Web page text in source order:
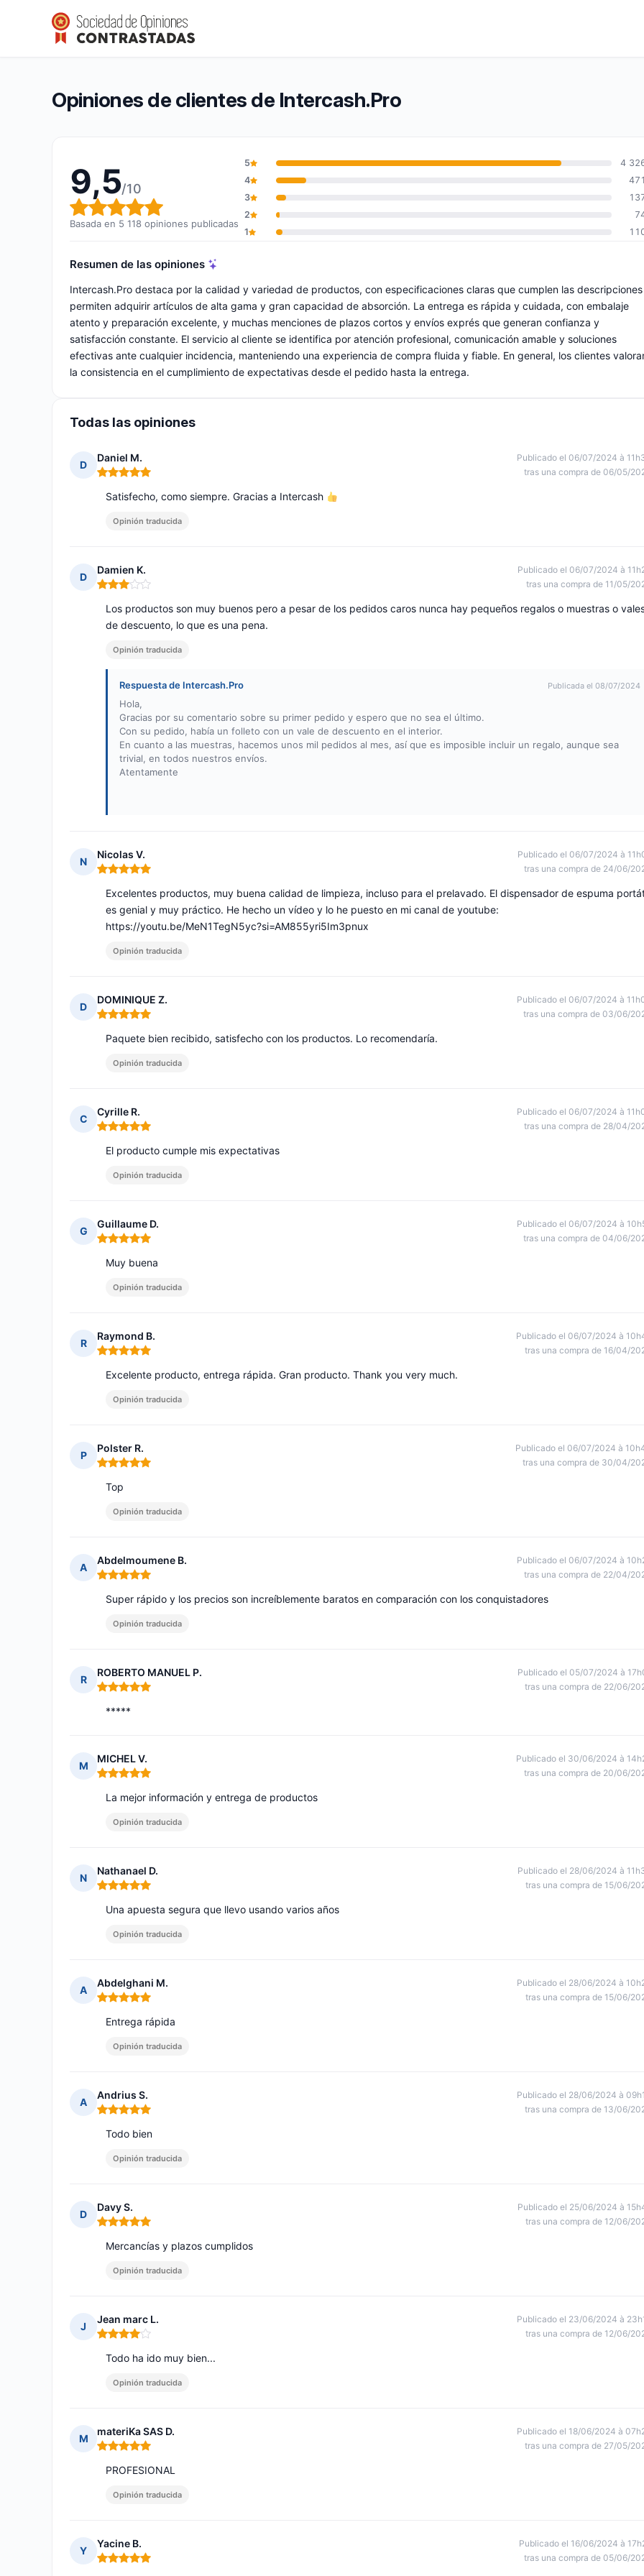
Intercash.Pro
Calificación global: 9,5 de 10
9,5/10(5 118 opiniones)
Opiniones de clientes de Intercash.Pro
9,5/10
Calificación global: 9,5 de 10
Basada en 5 118 opiniones publicadas
5
4
4
471
3
2
1
Resumen de las opiniones
Intercash.Pro destaca por la calidad y variedad de productos, con especificaciones claras que cumplen las
permiten adquirir artículos de alta gama y gran capacidad de absorción. La entrega es rápida y cuidada, con embalaje
atento y preparación excelente, y muchas menciones de plazos cortos y envíos exprés que generan confianza y
satisfacción constante. El servicio al cliente se identifica por atención profesional, comunicación amable y soluciones
efectivas ante cualquier incidencia, manteniendo una experiencia de compra fluida y fiable. En general, los clientes
la consistencia en el cumplimiento de expectativas desde el pedido hasta la entrega.
Todas las opiniones
D
Daniel M.
Nota: 5 de 5
Publicado el 06/07/2024 à
tras una compra de 06/05/
Satisfecho, como siempre. Gracias a Intercash
Opinión traducida
D
Damien K.
Nota: 3 de 5
Publicado el 06/07/2024 à
tras una compra de 11/05/
Los productos son muy buenos pero a pesar de los pedidos caros nunca hay pequeños regalos o muestras o
de descuento, lo que es una pena.
Opinión traducida
Respuesta de Intercash.Pro Publicada el 08/07/2024
Hola,
Gracias por su comentario sobre su primer pedido y espero que no sea el último.
Con su pedido, había un folleto con un vale de descuento en el interior.
En cuanto a las muestras, hacemos unos mil pedidos al mes, así que es imposible incluir un regalo, aunque sea
trivial, en todos nuestros envíos.
Atentamente
N
Nicolas V.
Nota: 5 de 5
Publicado el 06/07/2024 à
tras una compra de 24/06/
Excelentes productos, muy buena calidad de limpieza, incluso para el prelavado. El dispensador de espuma
es genial y muy práctico. He hecho un vídeo y lo he puesto en mi canal de youtube:
https://youtu.be/MeN1TegN5yc?si=AM855yri5Im3pnux
Opinión traducida
D
DOMINIQUE Z.
Nota: 5 de 5
Publicado el 06/07/2024 à
tras una compra de 03/06/
Paquete bien recibido, satisfecho con los productos. Lo recomendaría.
Opinión traducida
C
Cyrille R.
Nota: 5 de 5
Publicado el 06/07/2024 à
tras una compra de 28/04/
El producto cumple mis expectativas
Opinión traducida
G
Guillaume D.
Nota: 5 de 5
Publicado el 06/07/2024 à
tras una compra de 04/06/
Muy buena
Opinión traducida
R
Raymond B.
Nota: 5 de 5
Publicado el 06/07/2024 à
tras una compra de 16/04/
Excelente producto, entrega rápida. Gran producto. Thank you very much.
Opinión traducida
P
Polster R.
Nota: 5 de 5
Publicado el 06/07/2024 à
tras una compra de 30/04/
Top
Opinión traducida
A
Abdelmoumene B.
Nota: 5 de 5
Publicado el 06/07/2024 à
tras una compra de 22/04/
Super rápido y los precios son increíblemente baratos en comparación con los conquistadores
Opinión traducida
R
ROBERTO MANUEL P.
Nota: 5 de 5
Publicado el 05/07/2024 à
tras una compra de 22/06/
*****
M
MICHEL V.
Nota: 5 de 5
Publicado el 30/06/2024 à
tras una compra de 20/06/
La mejor información y entrega de productos
Opinión traducida
N
Nathanael D.
Nota: 5 de 5
Publicado el 28/06/2024 à
tras una compra de 15/06/
Una apuesta segura que llevo usando varios años
Opinión traducida
A
Abdelghani M.
Nota: 5 de 5
Publicado el 28/06/2024 à
tras una compra de 15/06/
Entrega rápida
Opinión traducida
A
Andrius S.
Nota: 5 de 5
Publicado el 28/06/2024 à
tras una compra de 13/06/
Todo bien
Opinión traducida
D
Davy S.
Nota: 5 de 5
Publicado el 25/06/2024 à
tras una compra de 12/06/
Mercancías y plazos cumplidos
Opinión traducida
J
Jean marc L.
Nota: 4 de 5
Publicado el 23/06/2024 à
tras una compra de 12/06/
Todo ha ido muy bien...
Opinión traducida
M
materiKa SAS D.
Nota: 5 de 5
Publicado el 18/06/2024 à
tras una compra de 27/05/
PROFESIONAL
Opinión traducida
Y
Yacine B.
Nota: 5 de 5
Publicado el 16/06/2024 à
tras una compra de 05/06/